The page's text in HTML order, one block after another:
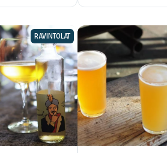
RAVINTOLAT